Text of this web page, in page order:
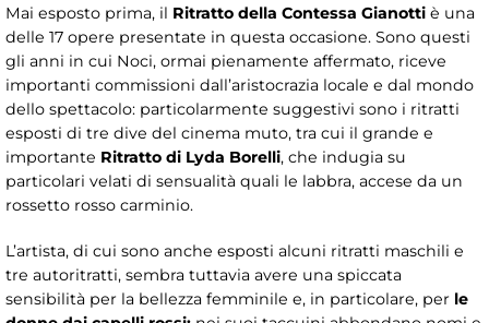
Mai esposto prima, il Ritratto della Contessa Gianotti è una
delle 17 opere presentate in questa occasione. Sono questi
gli anni in cui Noci, ormai pienamente affermato, riceve
importanti commissioni dall’aristocrazia locale e dal mondo
dello spettacolo: particolarmente suggestivi sono i ritratti
esposti di tre dive del cinema muto, tra cui il grande e
importante Ritratto di Lyda Borelli, che indugia su
particolari velati di sensualità quali le labbra, accese da un
rossetto rosso carminio.
L’artista, di cui sono anche esposti alcuni ritratti maschili e
tre autoritratti, sembra tuttavia avere una spiccata
sensibilità per la bellezza femminile e, in particolare, per le